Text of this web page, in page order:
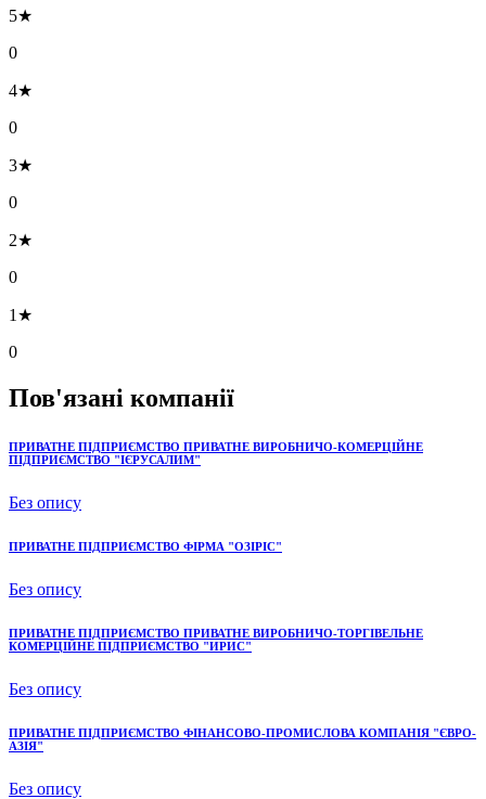
5★
0
4★
0
3★
0
2★
0
1★
0
Пов'язані компанії
ПРИВАТНЕ ПІДПРИЄМСТВО ПРИВАТНЕ ВИРОБНИЧО-КОМЕРЦІЙНЕ
ПІДПРИЄМСТВО "ІЄРУСАЛИМ"
Без опису
ПРИВАТНЕ ПІДПРИЄМСТВО ФІРМА "ОЗІРІС"
Без опису
ПРИВАТНЕ ПІДПРИЄМСТВО ПРИВАТНЕ ВИРОБНИЧО-ТОРГІВЕЛЬНЕ
КОМЕРЦІЙНЕ ПІДПРИЄМСТВО "ИРИС"
Без опису
ПРИВАТНЕ ПІДПРИЄМСТВО ФІНАНСОВО-ПРОМИСЛОВА КОМПАНІЯ "ЄВРО-
АЗІЯ"
Без опису